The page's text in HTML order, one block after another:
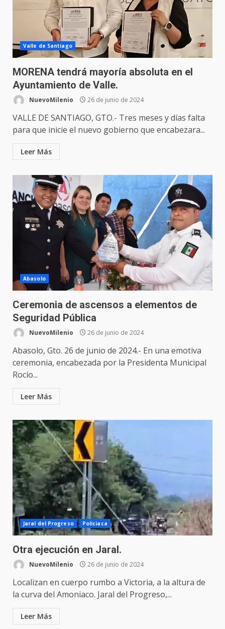
Valle de Santiago
MORENA tendrá mayoría absoluta en el
Ayuntamiento de Valle.
NuevoMilenio 26 de junio de 2024
VALLE DE SANTIAGO, GTO.- Tres meses y días falta
para que inicie el nuevo gobierno que encabezara...
Leer Más
Abasolo
Ceremonia de ascensos a elementos de
Seguridad Pública
NuevoMilenio 26 de junio de 2024
Abasolo, Gto. 26 de junio de 2024.- En una emotiva
ceremonia, encabezada por la Presidenta Municipal
Rocío...
Leer Más
Jaral del Progreso Policiaca
Otra ejecución en Jaral.
NuevoMilenio 26 de junio de 2024
Localizan en cuerpo rumbo a Victoria, a la altura de
la curva del Amoniaco. Jaral del Progreso,...
Leer Más